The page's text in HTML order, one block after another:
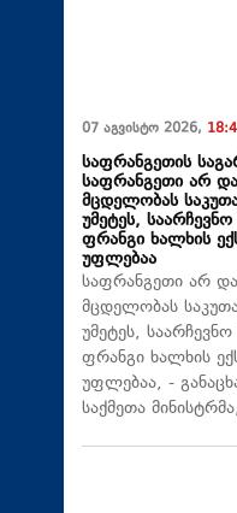
07 აგვისტო 2026,
საფრანგეთის
საფრანგეთი არ
მცდელობას
უმეტეს,
ფრანგი ხალხის
უფლებაა
საფრანგეთი არ
მცდელობას
უმეტეს,
ფრანგი ხალხის
უფლებაა, -
საქმეთა